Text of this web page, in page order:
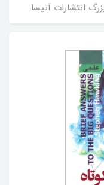
انتشارات آتیسا